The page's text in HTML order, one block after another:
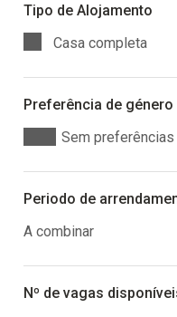
Tipo de Alojamento
Casa completa
Preferência de género
Sem preferências
Periodo de
A combinar
Nº de vagas